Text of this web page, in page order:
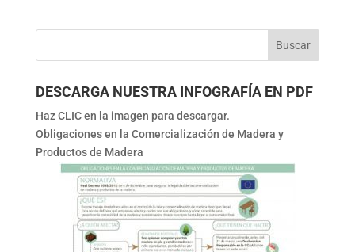
DESCARGA NUESTRA INFOGRAFÍA EN PDF
Haz CLIC en la imagen para descargar.
Obligaciones en la Comercialización de Madera y
Productos de Madera